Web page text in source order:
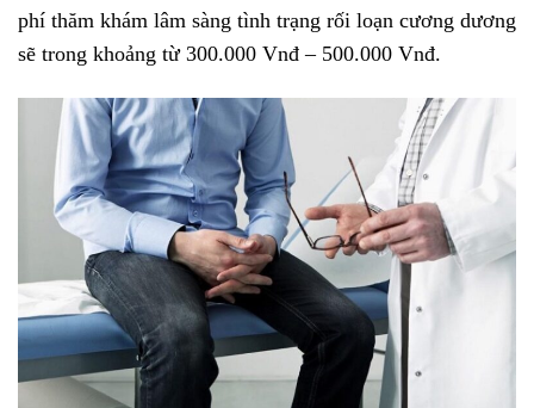
phí thăm khám lâm sàng tình trạng rối loạn cương dương
sẽ trong khoảng từ 300.000 Vnđ – 500.000 Vnđ.